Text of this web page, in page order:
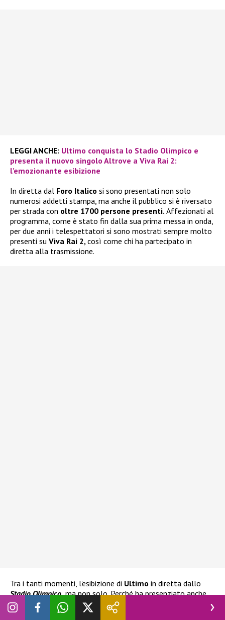
LEGGI ANCHE: Ultimo conquista lo Stadio Olimpico e
presenta il nuovo singolo Altrove a Viva Rai 2:
l’emozionante esibizione
In diretta dal Foro Italico si sono presentati non solo
numerosi addetti stampa, ma anche il pubblico si è riversato
per strada con oltre 1700 persone presenti. Affezionati al
programma, come è stato fin dalla sua prima messa in onda,
per due anni i telespettatori si sono mostrati sempre molto
presenti su Viva Rai 2, così come chi ha partecipato in
diretta alla trasmissione.
Tra i tanti momenti, l’esibizione di Ultimo in diretta dallo
Stadio Olimpico,ma non solo. Perché ha presenziato anche
Amadeus, per un altro saluto alla
sul canale
Nove. Insieme al suo grande amico,